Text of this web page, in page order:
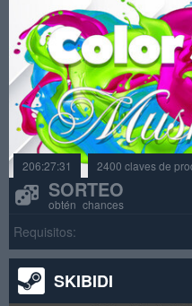
206:27:31 2400 claves de
SORTEO
obtén chances
Requisitos:
SKIBIDI